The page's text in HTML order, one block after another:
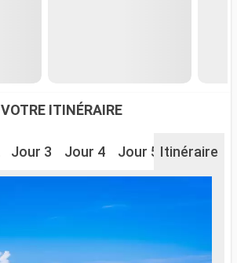
VOTRE ITINÉRAIRE
Jour 3 Jour 4 Jour 5 Jour 6
Itinéraire